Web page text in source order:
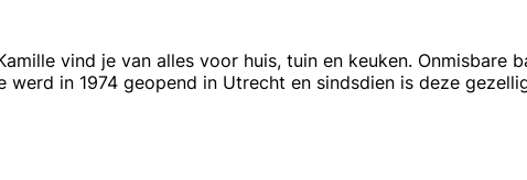
vind je van alles voor huis, tuin en keuken.
werd in 1974 geopend in Utrecht en sindsdien is deze